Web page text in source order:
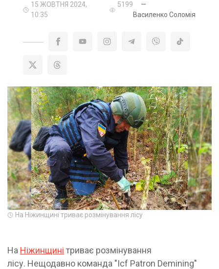
15 ЖОВТНЯ 2024,
10:35
5199
—
Василенко Соломія
На Ніжинщині триває розмінування лісу
На Ніжинщині триває розмінування
лісу. Нещодавно команда "Icf Patron Demining"